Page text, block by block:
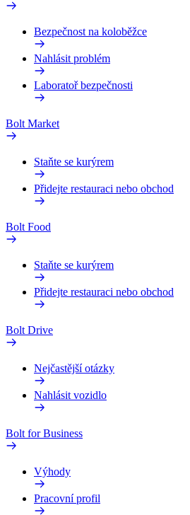
Bezpečnost na koloběžce
Nahlásit problém
Laboratoř bezpečnosti
Bolt Market
Staňte se kurýrem
Přidejte restauraci nebo obchod
Bolt Food
Staňte se kurýrem
Přidejte restauraci nebo obchod
Bolt Drive
Nejčastější otázky
Nahlásit vozidlo
Bolt for Business
Výhody
Pracovní profil